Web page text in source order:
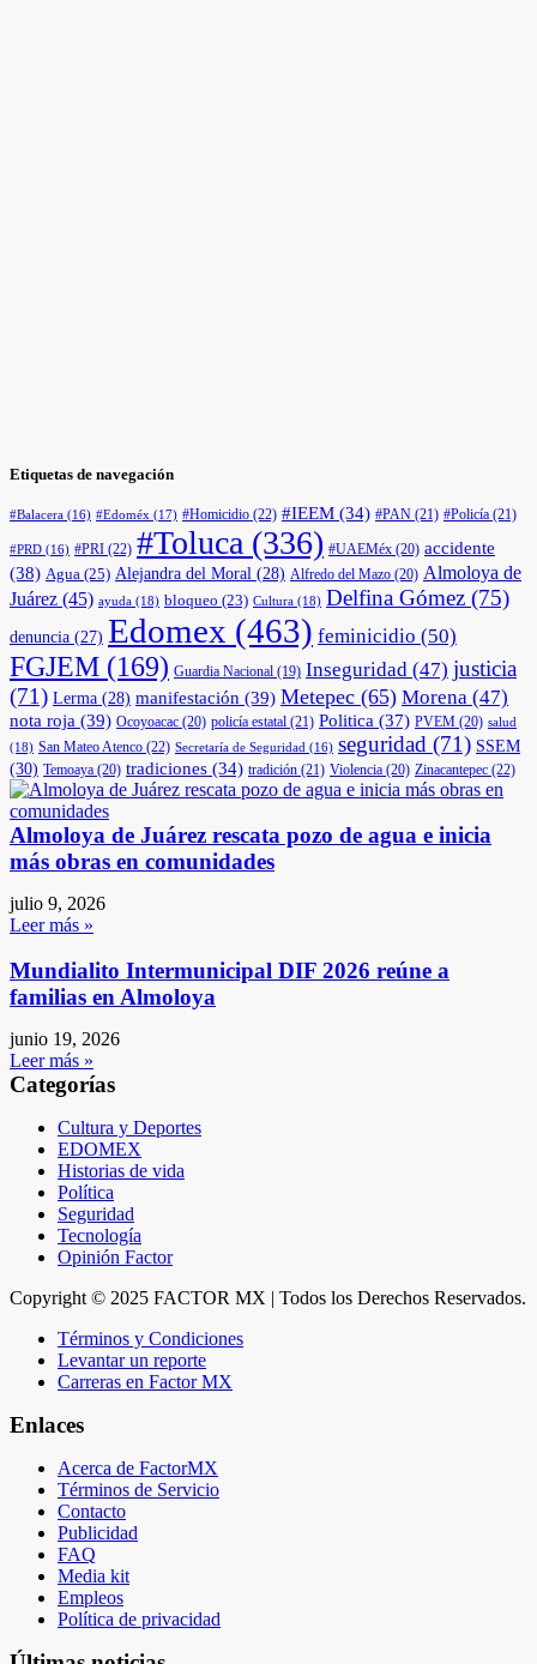
Etiquetas de navegación
#Balacera (16) #Edoméx (17) #Homicidio (22) #IEEM (34) #PAN (21) #Policía (21)
#PRD (16) #PRI (22) #Toluca (336) #UAEMéx (20) accidente
(38) Agua (25) Alejandra del Moral (28) Alfredo del Mazo (20) Almoloya de
Juárez (45) ayuda (18) bloqueo (23) Cultura (18) Delfina Gómez (75)
denuncia (27) Edomex (463) feminicidio (50)
FGJEM (169) Guardia Nacional (19) Inseguridad (47) justicia
(71) Lerma (28) manifestación (39) Metepec (65) Morena (47)
nota roja (39) Ocoyoacac (20) policía estatal (21) Politica (37) PVEM (20) salud
(18) San Mateo Atenco (22) Secretaría de Seguridad (16) seguridad (71) SSEM
(30) Temoaya (20) tradiciones (34) tradición (21) Violencia (20) Zinacantepec (22)
Almoloya de Juárez rescata pozo de agua e inicia
más obras en comunidades
julio 9, 2026
Leer más »
Mundialito Intermunicipal DIF 2026 reúne a
familias en Almoloya
junio 19, 2026
Leer más »
Categorías
Cultura y Deportes
EDOMEX
Historias de vida
Política
Seguridad
Tecnología
Opinión Factor
Copyright © 2025 FACTOR MX | Todos los Derechos Reservados.
Términos y Condiciones
Levantar un reporte
Carreras en Factor MX
Enlaces
Acerca de FactorMX
Términos de Servicio
Contacto
Publicidad
FAQ
Media kit
Empleos
Política de privacidad